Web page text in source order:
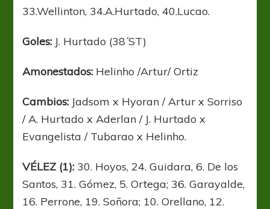
33.Wellinton, 34.A.Hurtado, 40.Lucao.
Goles: J. Hurtado (38´ST)
Amonestados: Helinho /Artur/ Ortiz
Cambios: Jadsom x Hyoran / Artur x Sorriso
/ A. Hurtado x Aderlan / J. Hurtado x
Evangelista / Tubarao x Helinho.
VÉLEZ (1): 30. Hoyos, 24. Guidara, 6. De los
Santos, 31. Gómez, 5. Ortega; 36. Garayalde,
16. Perrone, 19. Soñora; 10. Orellano, 12.